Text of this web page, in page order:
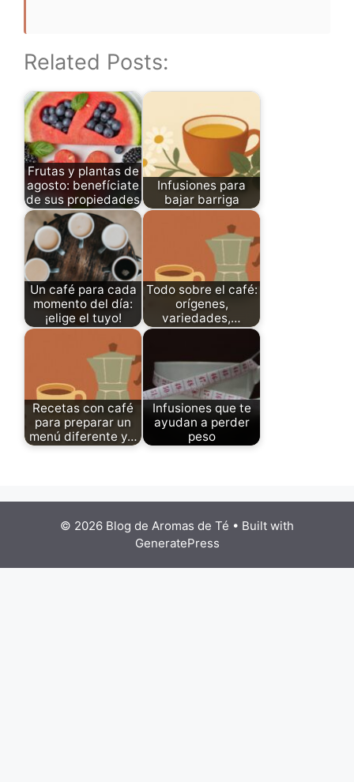
Related Posts:
Frutas y plantas de
agosto: benefíciate
de sus propiedades
Infusiones para
bajar barriga
Un café para cada
momento del día:
¡elige el tuyo!
Todo sobre el café:
orígenes,
variedades,…
Recetas con café
para preparar un
menú diferente y…
Infusiones que te
ayudan a perder
peso
© 2026 Blog de Aromas de Té • Built with
GeneratePress